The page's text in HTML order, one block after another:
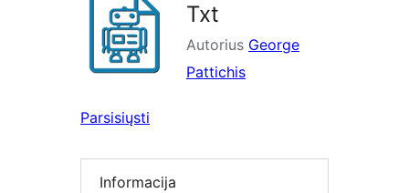
Txt
Autorius George
Pattichis
Parsisiųsti
Informacija